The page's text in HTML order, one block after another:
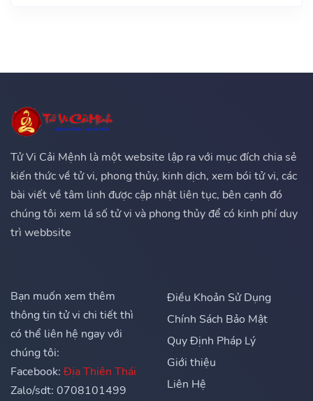
Tử Vi Cải Mệnh là một website lập ra với mục đích chia sẻ
kiến thức về tử vi, phong thủy, kinh dịch, xem bói tử vi, các
bài viết về tâm linh được cập nhật liên tục, bên cạnh đó
chúng tôi xem lá số tử vi và phong thủy để có kinh phí duy
trì webbsite
Bạn muốn xem thêm
thông tin tử vi chi tiết thì
có thể liên hệ ngay với
chúng tôi:
Facebook: Địa Thiên Thái
Zalo/sdt: 0708101499
Điều Khoản Sử Dụng
Chính Sách Bảo Mật
Quy Định Pháp Lý
Giới thiệu
Liên Hệ